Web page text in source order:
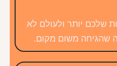
שלכם יותר ולעולם לא
שהגיחה משום מקום.